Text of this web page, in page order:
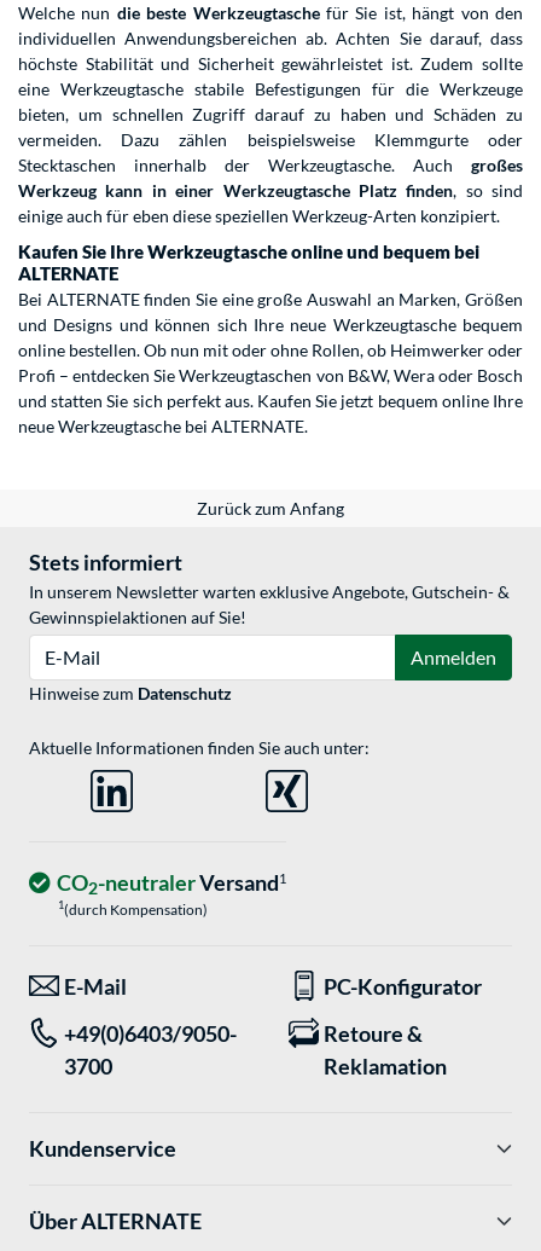
Welche nun die beste Werkzeugtaschefür Sie ist, hängt von den
individuellen Anwendungsbereichen ab. Achten Sie darauf, dass
höchste Stabilität und Sicherheit gewährleistet ist. Zudem sollte
eine Werkzeugtasche stabile Befestigungen für die Werkzeuge
bieten, um schnellen Zugriff darauf zu haben und Schäden zu
vermeiden. Dazu zählen beispielsweise Klemmgurte oder
Stecktaschen innerhalb der Werkzeugtasche. Auch großes
Werkzeug kann in einer Werkzeugtasche Platz finden, so sind
einige auch für eben diese speziellen Werkzeug-Arten konzipiert.
Kaufen Sie Ihre Werkzeugtasche online und bequem bei
ALTERNATE
Bei ALTERNATE finden Sie eine große Auswahl an Marken, Größen
und Designs und können sich Ihre neue Werkzeugtasche bequem
online bestellen. Ob nun mit oder ohne Rollen, ob Heimwerker oder
Profi – entdecken Sie Werkzeugtaschen von B&W, Wera oder Bosch
und statten Sie sich perfekt aus. Kaufen Sie jetzt bequem online Ihre
neue Werkzeugtasche bei ALTERNATE.
Zurück zum Anfang
Stets informiert
In unserem Newsletter warten exklusive Angebote, Gutschein- &
Gewinnspielaktionen auf Sie!
Anmelden
Hinweise zum Datenschutz
Aktuelle Informationen finden Sie auch unter:
CO2-neutralerVersand1
1(durch Kompensation)
E-Mail
PC-Konfigurator
+49(0)6403/9050-
3700
Retoure &
Reklamation
Kundenservice
Über ALTERNATE